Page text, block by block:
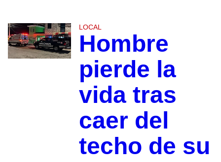
LOCAL
Hombre
pierde la
vida tras
caer del
techo de su